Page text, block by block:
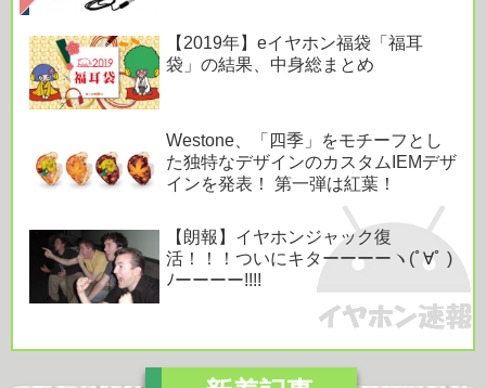
【2019年】eイヤホン福袋「福耳
袋」の結果、中身総まとめ
Westone、「四季」をモチーフとし
た独特なデザインのカスタムIEMデザ
インを発表！ 第一弾は紅葉！
【朗報】イヤホンジャック復
活！！！ついにキターーーーヽ(ﾟ∀ﾟ )
ﾉーーーー!!!!